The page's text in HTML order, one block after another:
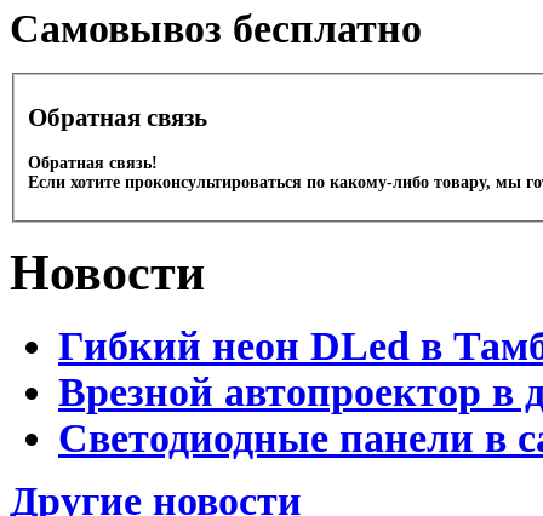
Cамовывоз бесплатно
Обратная связь
Обратная связь!
Если хотите проконсультироваться по какому-либо товару, мы
Новости
Гибкий неон DLed в
Врезной автопроектор в
Светодиодные панели в
Другие новости